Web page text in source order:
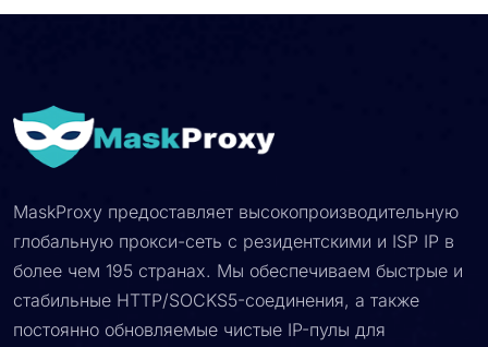
MaskProxy предоставляет высокопроизводительную
глобальную прокси-сеть с резидентскими и ISP IP в
более чем 195 странах. Мы обеспечиваем быстрые и
стабильные HTTP/SOCKS5-соединения, а также
постоянно обновляемые чистые IP-пулы для